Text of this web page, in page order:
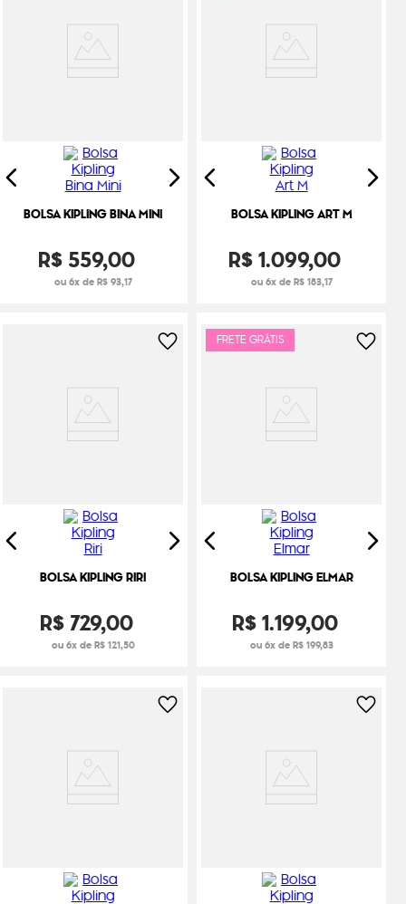
BOLSA KIPLING BINA MINI
R$559,00
ou 6x de R$ 93,17
BOLSA KIPLING ART M
R$1.099,00
ou 6x de R$ 183,17
BOLSA KIPLING RIRI
R$ 729,00
ou 6x de R$ 121,50
FRETE GRÁTIS
BOLSA KIPLING ELMAR
R$1.199,00
ou 6x de R$ 199,83